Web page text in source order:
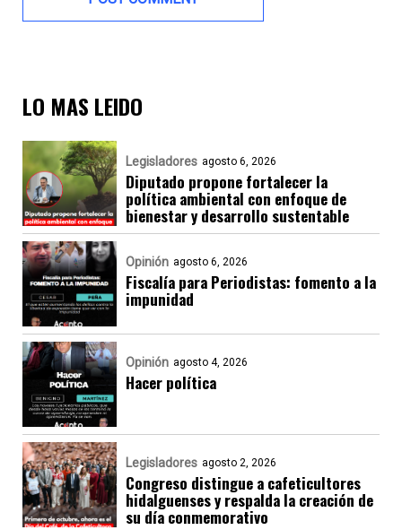
LO MAS LEIDO
Legisladores agosto 6, 2026
Diputado propone fortalecer la
política ambiental con enfoque de
bienestar y desarrollo sustentable
Opinión agosto 6, 2026
Fiscalía para Periodistas: fomento a la
impunidad
Opinión agosto 4, 2026
Hacer política
Legisladores agosto 2, 2026
Congreso distingue a cafeticultores
hidalguenses y respalda la creación de
su día conmemorativo